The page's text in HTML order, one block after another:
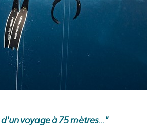
d'un voyage à 75 mètres..."